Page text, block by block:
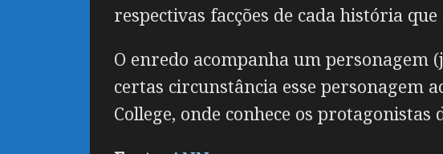
respectivas facções de cada história
O enredo acompanha um personagem
certas circunstância esse personagem
College, onde conhece os